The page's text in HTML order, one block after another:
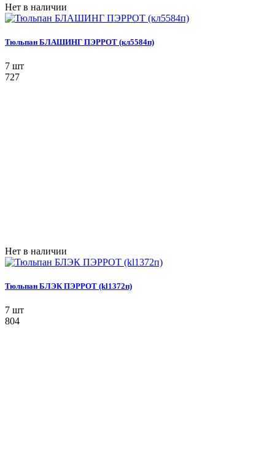
Нет в наличии
Тюльпан БЛАШИНГ ПЭРРОТ (кл5584п)
7 шт
727
Нет в наличии
Тюльпан БЛЭК ПЭРРОТ (kl1372п)
7 шт
804